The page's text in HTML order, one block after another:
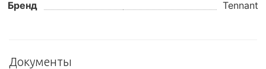
Бренд Tennant
Документы